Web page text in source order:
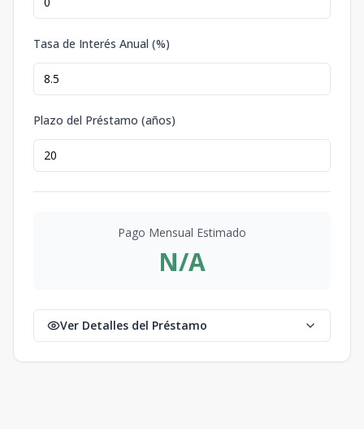
Tasa de Interés Anual (%)
Plazo del Préstamo (años)
Pago Mensual Estimado
N/A
Ver Detalles del Préstamo